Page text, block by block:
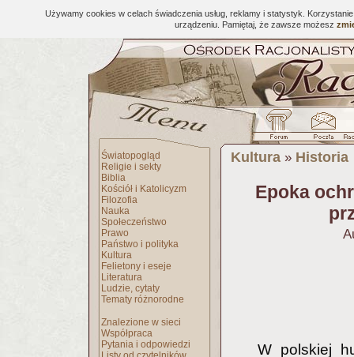
Używamy cookies w celach świadczenia usług, reklamy i statystyk.
urządzeniu. Pamiętaj, że zawsze możesz
Światopogląd
Religie i sekty
Biblia
Kościół i Katolicyzm
Filozofia
Nauka
Społeczeństwo
Prawo
Państwo i polityka
Kultura
Felietony i eseje
Literatura
Ludzie, cytaty
Tematy różnorodne
Znalezione w sieci
Współpraca
Pytania i odpowiedzi
Kultura » Historia
Epoka
W polskiej